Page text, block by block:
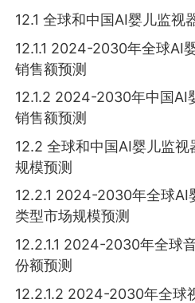
12.1 全球和中国AI婴儿监视
12.1.1 2024-2030年全球AI
销售额预测
12.1.2 2024-2030年中国AI
销售额预测
12.2 全球和中国AI婴儿监
规模预测
12.2.1 2024-2030年全球AI
类型市场规模预测
12.2.1.1 2024-2030年全球
份额预测
12.2.1.2 2024-2030年全球